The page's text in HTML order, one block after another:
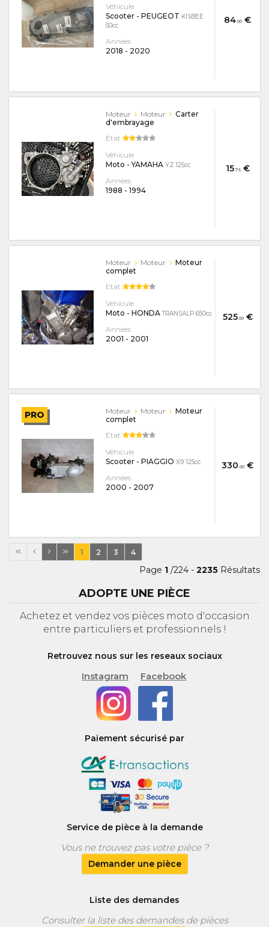
84.00 €
Véhicule
Scooter - PEUGEOT KISBEE
50cc
Années
2018 - 2020
15.75€
Moteur Moteur
Carter
d'embrayage
Etat
Véhicule
Moto - YAMAHA YZ 125cc
Années
1988 - 1994
525.00€
Moteur Moteur
Moteur
complet
Etat
Véhicule
Moto - HONDATRANSALP 650cc
Années
2001 - 2001
PRO
330.00 €
Moteur Moteur
Moteur
complet
Etat
Véhicule
Scooter - PIAGGIO X9 125cc
Années
2000 - 2007
1 2 3 4
Page 1 /224 - 2235 Résultats
ADOPTE UNE PIÈCE
Achetez et vendez vos pièces moto d'occasion
entre particuliers et professionnels !
Retrouvez nous sur les reseaux sociaux
Instagram Facebook
Paiement sécurisé par
Service de pièce à la demande
Vous ne trouvez pas votre pièce ?
Demander une pièce
Liste des demandes
Consulter la liste des demandes de pièces